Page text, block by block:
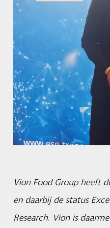
Vion Food Group heeft
en daarbij de status
Research. Vion is